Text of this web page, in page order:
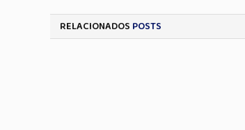
RELACIONADOS POSTS